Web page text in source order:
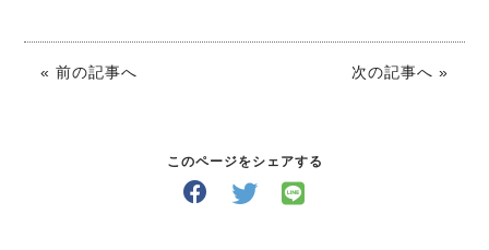
« 前の記事へ 次の記事へ »
このページをシェアする